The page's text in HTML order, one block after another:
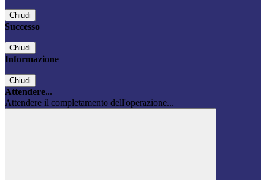
Chiudi
Successo
Chiudi
Informazione
Chiudi
Attendere...
Attendere il completamento dell'operazione...